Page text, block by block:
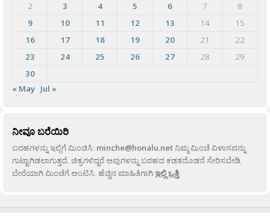
2
3 4 5 6 7
8
9
10 11 12 13 14
15
16
17 18 19 20 21
22
23
24 25 26 27 28
29
30
« May Jul »
ನೀವೂ ಬರೆಯಿರಿ
ಬರಹಗಳನ್ನು ಇಲ್ಲಿಗೆ ಮಿಂಚಿಸಿ: minche@honalu.netನಿಮ್ಮ ಮಿಂಚೆ ವಿಳಾಸವನ್ನು
ಗುಟ್ಟಾಗಿಡಲಾಗುತ್ತದೆ. ಚಿತ್ರಗಳಿದ್ದರೆ ಅವುಗಳನ್ನು ಬರಹದ ಕಡತದೊಡನೆ ಸೇರಿಸಬೇಡಿ,
ಬೇರೆಯಾಗಿ ಮಿಂಚೆಗೆ ಅಂಟಿಸಿ. ಹೆಚ್ಚಿನ ಮಾಹಿತಿಗಾಗಿಇಲ್ಲಿ ಒತ್ತಿ.